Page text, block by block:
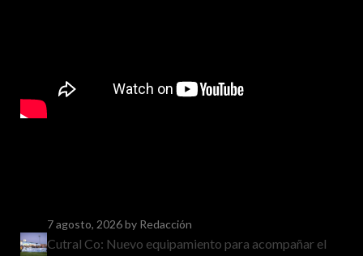
7 agosto, 2026by Redacción
Cutral Co: Nuevo equipamiento para acompañar el